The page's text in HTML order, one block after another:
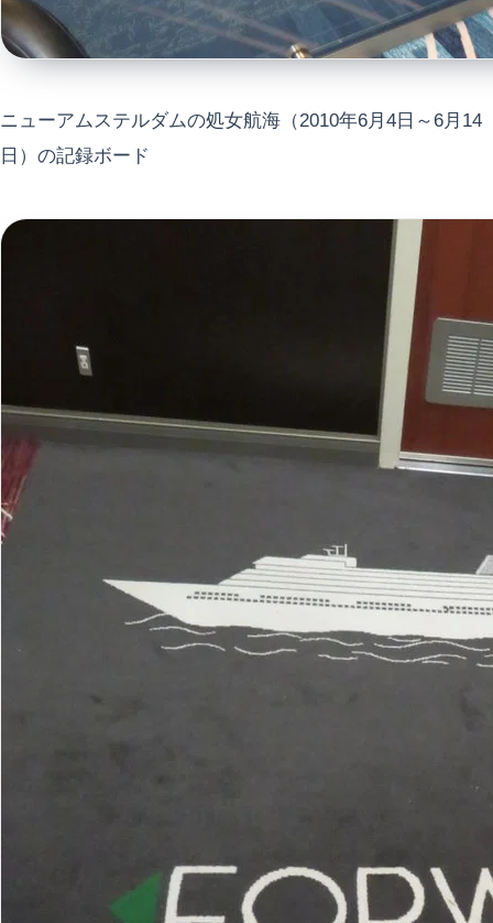
ニューアムステルダムの処女航海（2010年6月4日～6月14
日）の記録ボード